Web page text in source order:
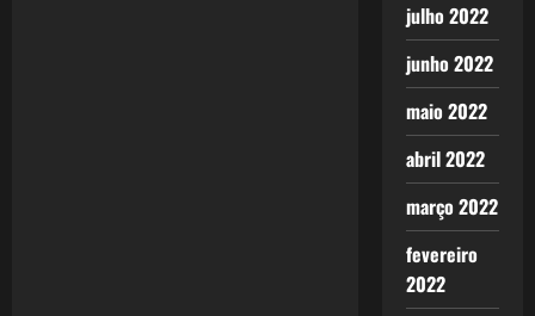
julho 2022
junho 2022
maio 2022
abril 2022
março 2022
fevereiro
2022